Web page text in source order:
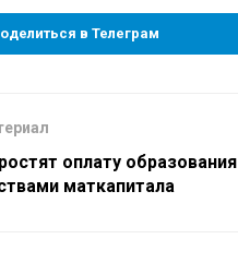
в Телеграм
оплату образования
маткапитала